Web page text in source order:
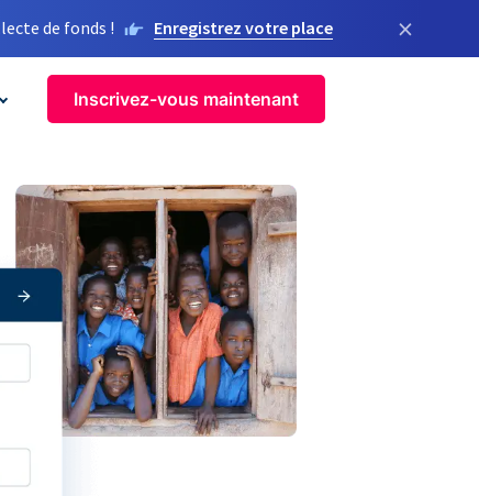
de fonds ! Enregistrez votre place ×
Inscrivez-vous maintenant